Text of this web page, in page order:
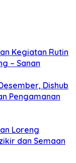
Kegiatan Rutin
– Sanan
Dishub
Pengamanan
Loreng
dan Semaan